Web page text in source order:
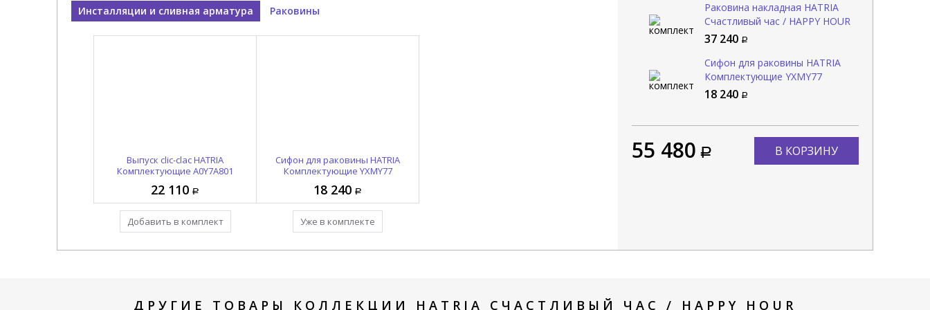
Инсталляции и сливная арматура Раковины
Выпуск clic-clac HATRIA
Комплектующие A0Y7A801
22 110
Добавить в комплект
Сифон для раковины HATRIA
Комплектующие YXMY77
18 240
Уже в комплекте
Раковина накладная HATRIA
Счастливый час / HAPPY HOUR
37 240
Уже в комплекте
Раковина накладная HATRIA
Счастливый час / HAPPY HOUR
Y5A501
37 240
Сифон для раковины HATRIA
Комплектующие YXMY77
18 240
55 480 В КОРЗИНУ
ДРУГИЕ ТОВАРЫ КОЛЛЕКЦИИ HATRIA СЧАСТЛИВЫЙ ЧАС / HAPPY HOUR